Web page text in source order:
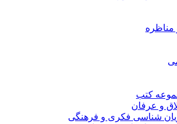
مناظره
کتب
و عرفان
شناسی فکری و فرهنگی